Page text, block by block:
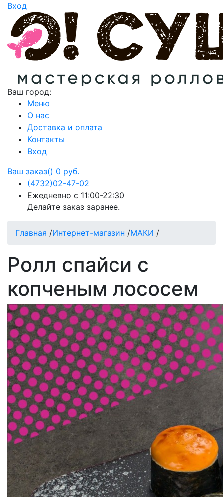
Вход
Ваш город:
Меню
О нас
Доставка и оплата
Контакты
Вход
Ваш заказ() 0 руб.
(4732)02-47-02
Ежедневно с 11:00-22:30
Делайте заказ заранее.
Главная /Интернет-магазин /МАКИ /
Ролл спайси с
копченым лососем